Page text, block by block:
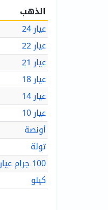
الذهب
عيار 24
عيار 22
عيار 21
عيار 18
عيار 14
عيار 10
أونصة
تولة
100 جرام عيار 24
كيلو